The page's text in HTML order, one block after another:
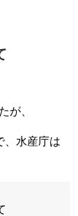
が、
、水産庁は